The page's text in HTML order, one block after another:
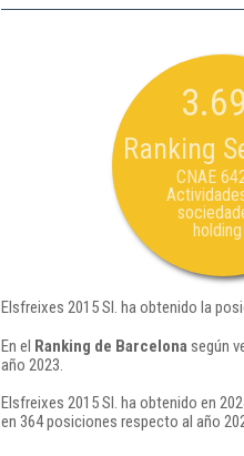
Ranking
CNAE
holding
Elsfreixes 2015 Sl. ha obtenido la
En el Ranking de Barcelona según
año 2023.
Elsfreixes 2015 Sl. ha obtenido en
en 364 posiciones respecto al año